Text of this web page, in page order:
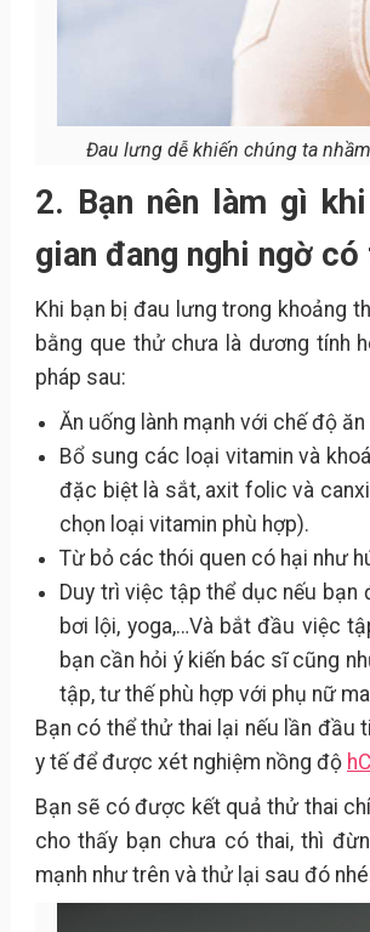
Đau lưng dễ khiến chúng ta
2. Bạn nên làm gì
gian đang nghi ngờ có
Khi bạn bị đau lưng trong khoảng
bằng que thử chưa là dương tính
pháp sau:
Ăn uống lành mạnh với chế độ
Bổ sung các loại vitamin và
đặc biệt là sắt, axit folic và
chọn loại vitamin phù hợp).
Từ bỏ các thói quen có hại như
Duy trì việc tập thể dục nếu
bơi lội, yoga,…Và bắt đầu việc
bạn cần hỏi ý kiến bác sĩ cũng
tập, tư thế phù hợp với phụ nữ
Bạn có thể thử thai lại nếu lần đầu
y tế để được xét nghiệm nồng độ
Bạn sẽ có được kết quả thử thai
cho thấy bạn chưa có thai, thì
mạnh như trên và thử lại sau đó